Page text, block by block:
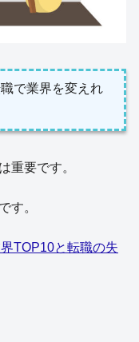
で業界を変えれ
重要です。
す。
TOP10と転職の失